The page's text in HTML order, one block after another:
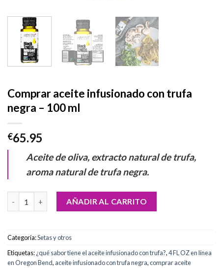
Comprar aceite infusionado con trufa
negra – 100 ml
€65.95
Aceite de oliva, extracto natural de trufa,
aroma natural de trufa negra.
Comprar aceite infusionado con trufa negra - 100 ml cantidad
AÑADIR AL CARRITO
Categoría:Setas y otros
Etiquetas:¿qué sabor tiene el aceite infusionado con trufa?,4 FL OZ en línea
en Oregon Bend, aceite infusionado con trufa negra,comprar aceite